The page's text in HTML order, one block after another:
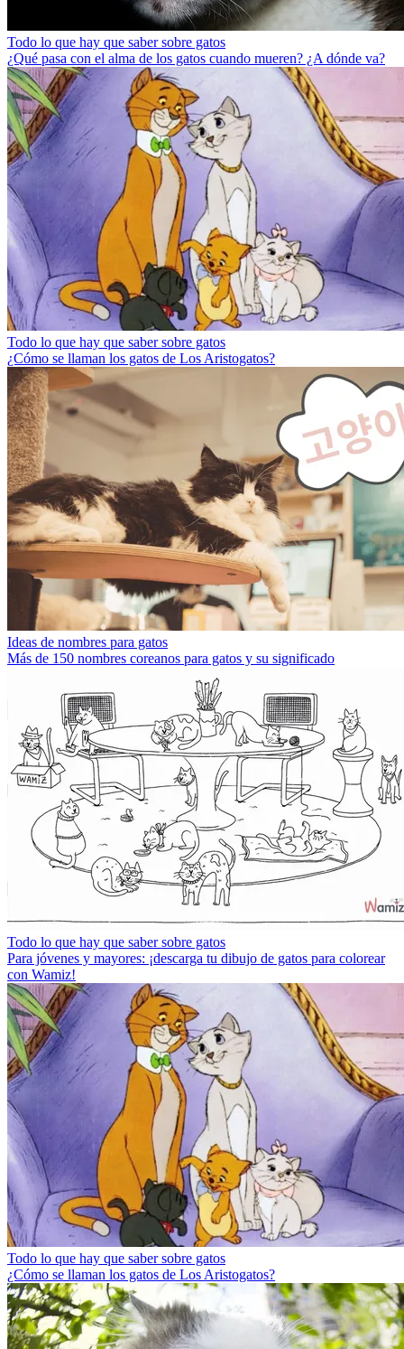
Todo lo que hay que saber sobre gatos
¿Qué pasa con el alma de los gatos cuando mueren? ¿A dónde va?
Todo lo que hay que saber sobre gatos
¿Cómo se llaman los gatos de Los Aristogatos?
Ideas de nombres para gatos
Más de 150 nombres coreanos para gatos y su significado
Todo lo que hay que saber sobre gatos
Para jóvenes y mayores: ¡descarga tu dibujo de gatos para colorear
con Wamiz!
Todo lo que hay que saber sobre gatos
¿Cómo se llaman los gatos de Los Aristogatos?